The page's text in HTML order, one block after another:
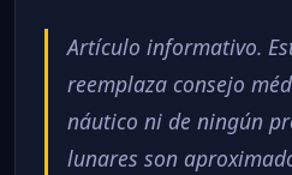
Artículo informativo.
reemplaza consejo
náutico ni de ningún
lunares son